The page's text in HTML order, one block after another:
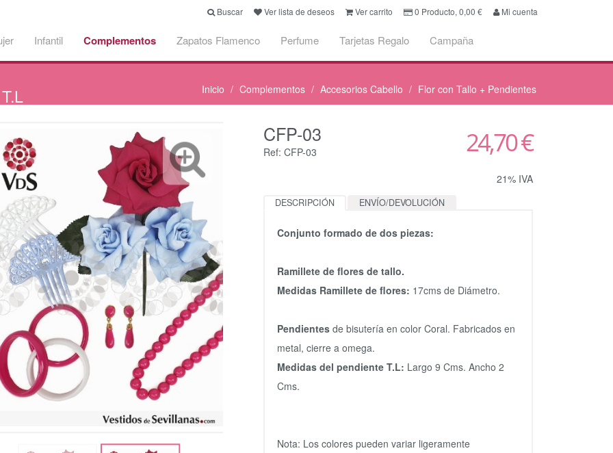
Buscar Ver lista de deseos Ver carrito 0 Producto, 0,00 € Mi cuenta
Infantil Complementos Zapatos Flamenco Perfume Tarjetas Regalo Campaña
Inicio Complementos Accesorios Cabello Flor con Tallo + Pendientes
CFP-03
Ref: CFP-03 24,70 €
21% IVA
DESCRIPCIÓN ENVÍO/DEVOLUCIÓN
Conjunto formado de dos piezas:
Ramillete de flores de tallo.
Medidas Ramillete de flores: 17cms de Diámetro.
Pendientesde bisutería en color Coral. Fabricados en
metal, cierre a omega.
Medidas del pendiente T.L: Largo 9 Cms. Ancho 2
Cms.
Nota: Los colores pueden variar ligeramente